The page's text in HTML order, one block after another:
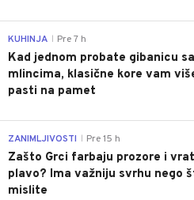
KUHINJA Pre 7 h
Kad jednom probate gibanicu sa
mlincima, klasične kore vam
pasti na pamet
ZANIMLJIVOSTI Pre 15 h
Zašto Grci farbaju prozore i
plavo? Ima važniju svrhu nego
mislite